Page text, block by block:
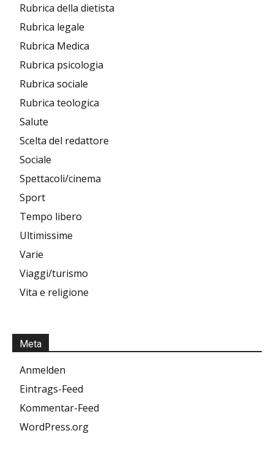
Rubrica della dietista
Rubrica legale
Rubrica Medica
Rubrica psicologia
Rubrica sociale
Rubrica teologica
Salute
Scelta del redattore
Sociale
Spettacoli/cinema
Sport
Tempo libero
Ultimissime
Varie
Viaggi/turismo
Vita e religione
Meta
Anmelden
Eintrags-Feed
Kommentar-Feed
WordPress.org